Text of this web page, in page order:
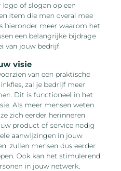
logo of slogan op een
item die men overal mee
hieronder meer waarom het
een belangrijke bijdrage
van jouw bedrijf.
visie
van een praktische
zal je bedrijf meer
Dit is functioneel in het
Als meer mensen weten
zich eerder herinneren
product of service nodig
aanwijzingen in jouw
zullen mensen dus eerder
Ook kan het stimulerend
in jouw netwerk.